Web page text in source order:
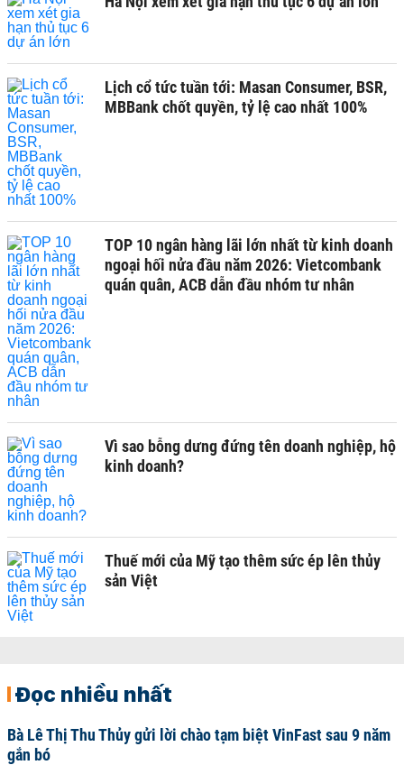
Lịch cổ tức tuần tới: Masan Consumer, BSR,
MBBank chốt quyền, tỷ lệ cao nhất 100%
TOP 10 ngân hàng lãi lớn nhất từ kinh doanh
ngoại hối nửa đầu năm 2026: Vietcombank
quán quân, ACB dẫn đầu nhóm tư nhân
Vì sao bỗng dưng đứng tên doanh nghiệp, hộ
kinh doanh?
Thuế mới của Mỹ tạo thêm sức ép lên thủy
sản Việt
Đọc nhiều nhất
Bà Lê Thị Thu Thủy gửi lời chào tạm biệt VinFast sau 9 năm
gắn bó